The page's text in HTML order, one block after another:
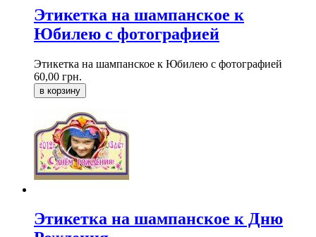
Этикетка на шампанское к
Юбилею с фотографией
Этикетка на шампанское к Юбилею с фотографией
60,00 грн.
в корзину
Этикетка на шампанское к Дню